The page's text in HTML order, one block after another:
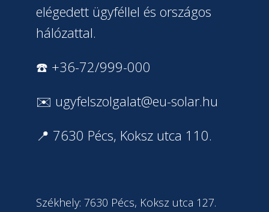
elégedett ügyféllel és országos
hálózattal.
☎️ +36-72/999-000
✉️ ugyfelszolgalat@eu-solar.hu
📍 7630 Pécs, Koksz utca 110.
Székhely: 7630 Pécs, Koksz utca 127.